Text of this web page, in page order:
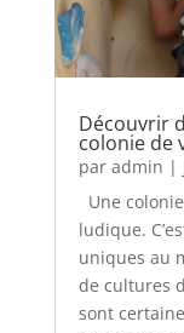
Découvrir
colonie de
par admin |
Une
ludique.
uniques au
de cultures
sont